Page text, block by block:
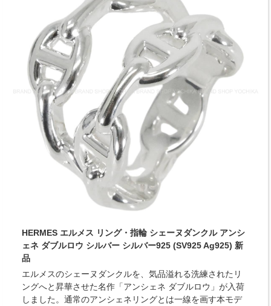
HERMES エルメス リング・指輪 シェーヌダンクル アンシ
ェネ ダブルロウ シルバー シルバー925 (SV925 Ag925) 新
品
エルメスのシェーヌダンクルを、気品溢れる洗練されたリ
ングへと昇華させた名作「アンシェネ ダブルロウ」が入荷
しました。通常のアンシェネリングとは一線を画す本モデ